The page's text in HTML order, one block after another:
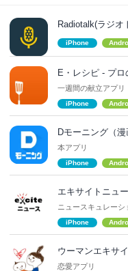
Radiotalk(ラジオ
iPhone
E・レシピ ‐ プ
一週間の献立アプリ
iPhone
Dモーニング（漫
本アプリ
iPhone
エキサイトニュ
ニュースキュレーシ
iPhone
ウーマンエキサ
恋愛アプリ